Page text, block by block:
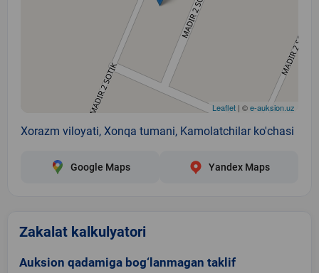
Leaflet | ©e-auksion.uz
Xorazm viloyati, Xonqa tumani, Kamolatchilar ko'chasi
Google Maps Yandex Maps
Zakalat kalkulyatori
Auksion qadamiga bog‘lanmagan taklif